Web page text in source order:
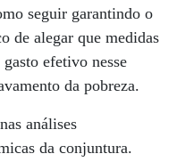
seguir garantindo o
de alegar que medidas
efetivo nesse
da pobreza.
análises
da conjuntura.